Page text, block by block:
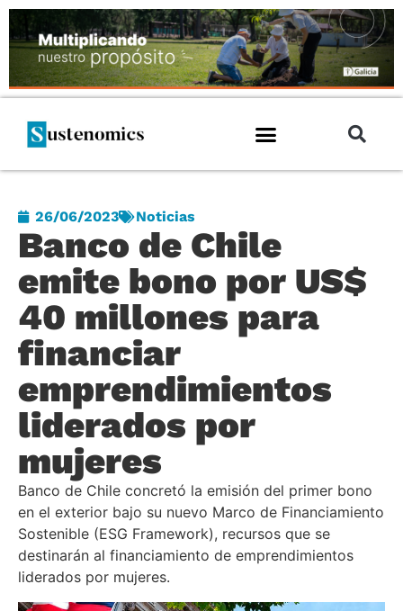
26/06/2023 Noticias
Banco de Chile
emite bono por US$
40 millones para
financiar
emprendimientos
liderados por
mujeres
Banco de Chile concretó la emisión del primer bono
en el exterior bajo su nuevo Marco de Financiamiento
Sostenible (ESG Framework), recursos que se
destinarán al financiamiento de emprendimientos
liderados por mujeres.